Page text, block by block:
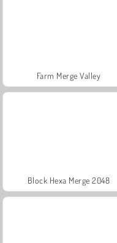
Farm Merge Valley
Block Hexa Merge 2048